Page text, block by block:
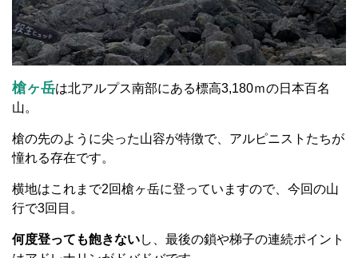
槍ヶ岳は北アルプス南部にある標高3,180ｍの日本百名
山。
槍の先のように尖った山容が特徴で、アルピニストたちが
憧れる存在です。
横地はこれまで2回槍ヶ岳に登っていますので、今回の山
行で3回目。
何度登っても飽きないし、最後の鎖や梯子の連続ポイント